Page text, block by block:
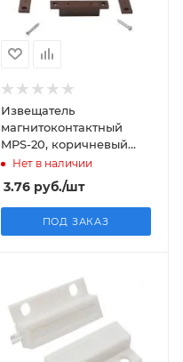
Извещатель
магнитоконтактный
MPS-20, коричневый
(HO-03)
Нет в наличии
3.76руб./шт
ПОД ЗАКАЗ